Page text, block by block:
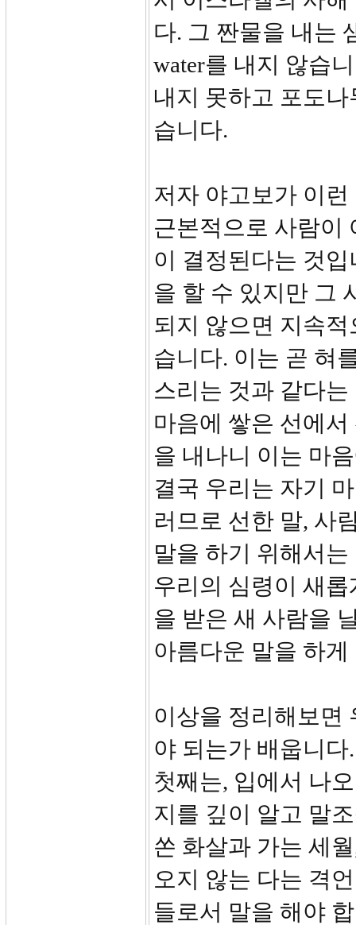
다. 그 짠물을 내는
water를 내지 않습
내지 못하고 포도
습니다.
저자 야고보가 이
근본적으로 사람이
이 결정된다는 것
을 할 수 있지만 그
되지 않으면 지속
습니다. 이는 곧 혀
스리는 것과 같다
마음에 쌓은 선에
을 내나니 이는 마
결국 우리는 자기
러므로 선한 말, 사
말을 하기 위해서
우리의 심령이 새
을 받은 새 사람을
아름다운 말을 하게
이상을 정리해보면
야 되는가 배웁니다.
첫째는, 입에서 나
지를 깊이 알고 말
쏜 화살과 가는 세
오지 않는 다는 격
들로서 말을 해야